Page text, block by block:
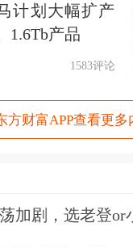
通过严打非
权益，投资
明确以下措施
：一是设置2
计划大幅扩产
1.6Tb产品
1583评论
方财富APP查看更多
加剧，选老登or